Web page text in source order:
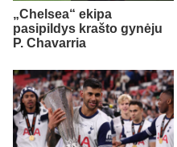
„Chelsea“ ekipa
pasipildys krašto gynėju
P. Chavarria